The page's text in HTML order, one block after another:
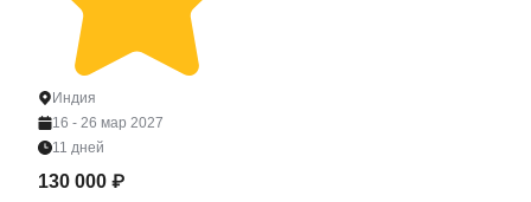
Индия
16 - 26 мар 2027
11 дней
130 000 ₽